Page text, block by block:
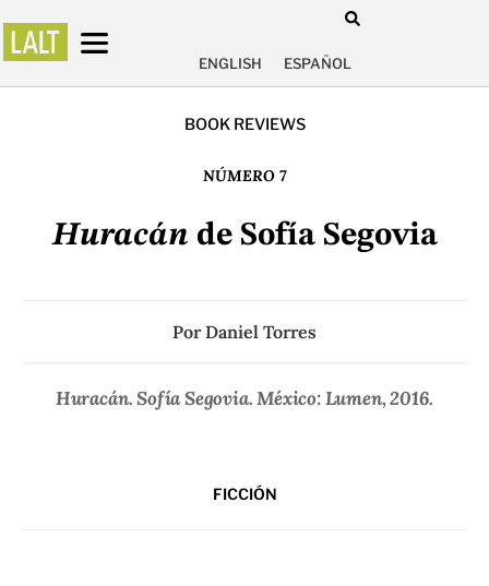
ENGLISH ESPAÑOL
BOOK REVIEWS
NÚMERO 7
Huracán de Sofía Segovia
PorDaniel Torres
Huracán. Sofía Segovia. México: Lumen, 2016.
FICCIÓN